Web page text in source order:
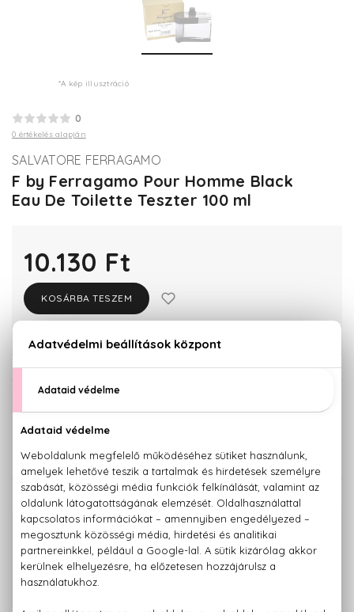
*A kép illusztráció
0
0 értékelés alapján
SALVATORE FERRAGAMO
F by Ferragamo Pour Homme Black
Eau De Toilette Teszter 100 ml
10.130 Ft
KOSÁRBA TESZEM
Törzsvásárlóknak csak:9.624 Ft
Teszter 100 ml
100 ml
KAPCSOLÓDÓ TERMÉKEK
100% eredeti termékek,14 napos visszaküldési garanciával
Kérdésed van, elakadtál? Hívd ügyfélszolgálatunkat:
779 1926